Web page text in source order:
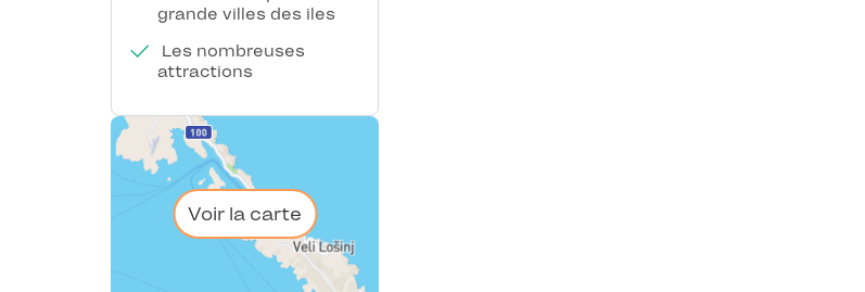
grande villes des iles
Les nombreuses
attractions
Voir la carte